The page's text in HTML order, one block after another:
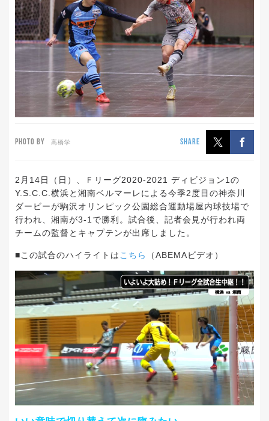
PHOTO BY 高橋学 SHARE
2月14日（日）、Ｆリーグ2020-2021 ディビジョン1の
Y.S.C.C.横浜と湘南ベルマーレによる今季2度目の神奈川
ダービーが駒沢オリンピック公園総合運動場屋内球技場で
行われ、湘南が3-1で勝利。試合後、記者会見が行われ両
チームの監督とキャプテンが出席しました。
■この試合のハイライトは こちら （ABEMAビデオ）